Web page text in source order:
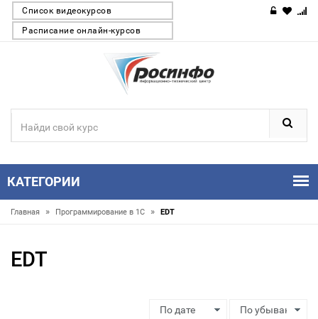
Список видеокурсов
Расписание онлайн-курсов
КАТЕГОРИИ
Главная » Программирование в 1С » EDT
EDT